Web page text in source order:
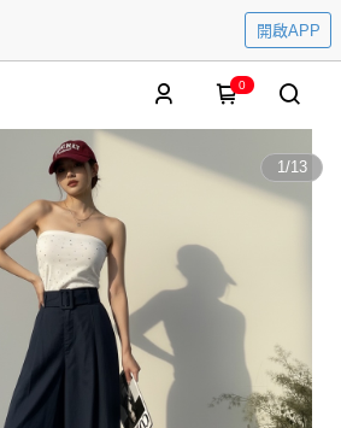
開啟APP
0
1/13